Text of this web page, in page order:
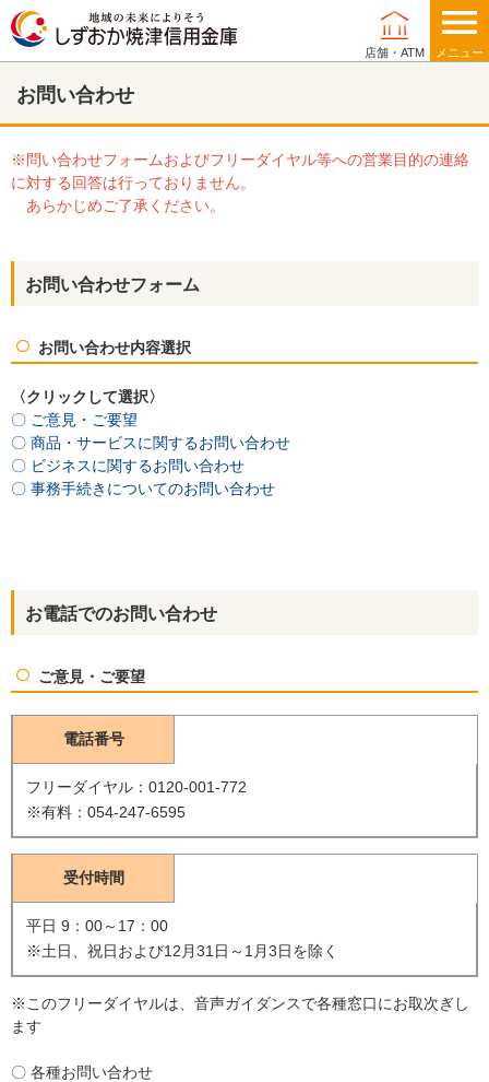
店舗・ATM メニュー
個人のお客さま
法人・事業主のお客さま
店舗・ATM
採用情報
お問い合わせ
お問い合わせ
※問い合わせフォームおよびフリーダイヤル等への営業目的の連絡
に対する回答は行っておりません。
あらかじめご了承ください。
お問い合わせフォーム
お問い合わせ内容選択
〈クリックして選択〉
〇 ご意見・ご要望
〇 商品・サービスに関するお問い合わせ
〇 ビジネスに関するお問い合わせ
〇 事務手続きについてのお問い合わせ
お電話でのお問い合わせ
ご意見・ご要望
電話番号
フリーダイヤル：0120-001-772
※有料：054-247-6595
受付時間
平日 9：00～17：00
※土日、祝日および12月31日～1月3日を除く
※このフリーダイヤルは、音声ガイダンスで各種窓口にお取次ぎし
ます
〇 各種お問い合わせ